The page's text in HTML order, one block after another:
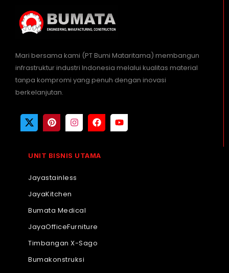
Mari bersama kami (PT Bumi Mataritama) membangun
infrastruktur industri Indonesia melalui kualitas material
tanpa kompromi yang penuh dengan inovasi
berkelanjutan.
UNIT BISNIS UTAMA
Jayastainless
JayaKitchen
Bumata Medical
JayaOfficeFurniture
Timbangan X-Sago
Bumakonstruksi